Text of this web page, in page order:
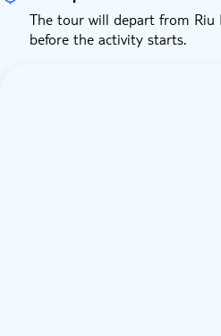
The tour will depart from Riu
before the activity starts.